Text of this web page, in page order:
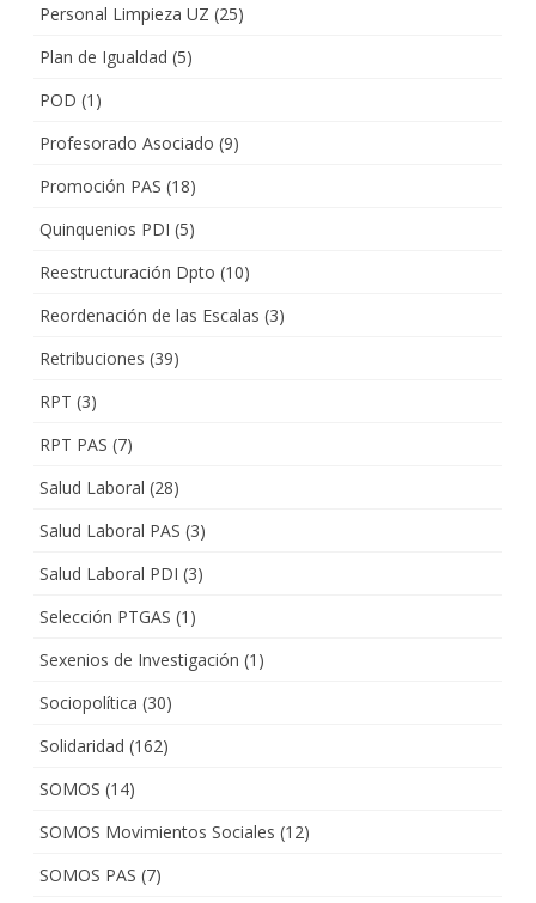
Personal Limpieza UZ (25)
Plan de Igualdad (5)
POD (1)
Profesorado Asociado (9)
Promoción PAS (18)
Quinquenios PDI (5)
Reestructuración Dpto (10)
Reordenación de las Escalas (3)
Retribuciones (39)
RPT (3)
RPT PAS (7)
Salud Laboral (28)
Salud Laboral PAS (3)
Salud Laboral PDI (3)
Selección PTGAS (1)
Sexenios de Investigación (1)
Sociopolítica (30)
Solidaridad (162)
SOMOS (14)
SOMOS Movimientos Sociales (12)
SOMOS PAS (7)